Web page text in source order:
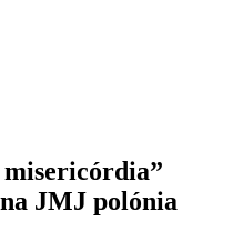
misericórdia”
JMJ polónia